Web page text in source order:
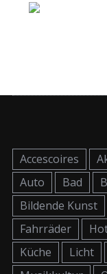
Accescoires
Auto
Bad
Bildende Kunst
Fahrräder
Küche
Licht